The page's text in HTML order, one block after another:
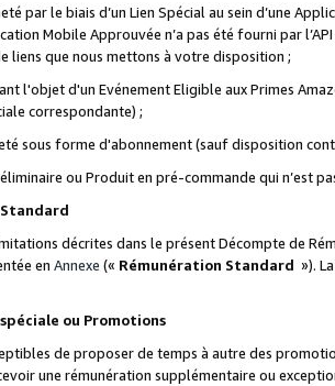
par le biais d’un Lien Spécial au sein d’une
Mobile Approuvée n’a pas été fourni par
liens que nous mettons à votre disposition ;
l'objet d'un Evénement Eligible aux Primes
correspondante) ;
sous forme d'abonnement (sauf disposition
ou Produit en pré-commande qui n’est
décrites dans le présent Décompte de
en Annexe (« Rémunération Standard »).
ou Promotions
de proposer de temps à autre des
une rémunération supplémentaire ou